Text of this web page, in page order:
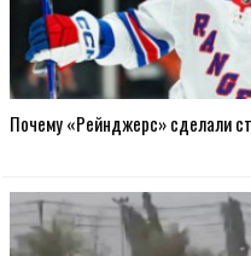
Почему «Рейнджерс» сделали